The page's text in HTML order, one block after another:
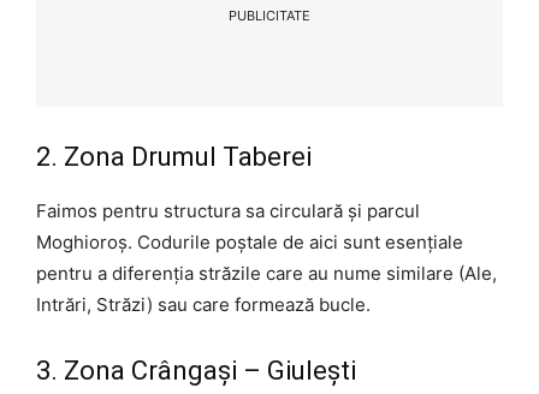
PUBLICITATE
2. Zona Drumul Taberei
Faimos pentru structura sa circulară și parcul
Moghioroș. Codurile poștale de aici sunt esențiale
pentru a diferenția străzile care au nume similare (Ale,
Intrări, Străzi) sau care formează bucle.
3. Zona Crângași – Giulești